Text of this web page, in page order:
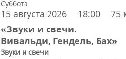
Суббота
15 августа 2026 18:00 75
«Звуки и свечи.
Вивальди, Гендель, Бах»
Звуки и свечи